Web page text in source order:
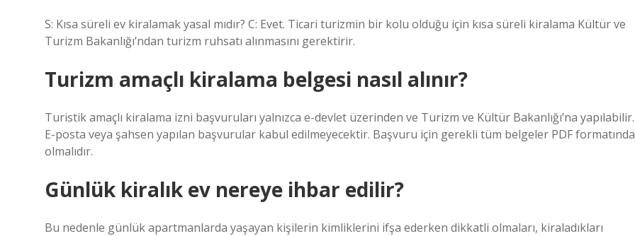
S: Kısa süreli ev kiralamak yasal mıdır? C: Evet. Ticari turizmin bir kolu olduğu için kısa süreli kiralama Kültür ve
Turizm Bakanlığı’ndan turizm ruhsatı alınmasını gerektirir.
Turizm amaçlı kiralama belgesi nasıl alınır?
Turistik amaçlı kiralama izni başvuruları yalnızca e-devlet üzerinden ve Turizm ve Kültür Bakanlığı’na yapılabilir.
E-posta veya şahsen yapılan başvurular kabul edilmeyecektir. Başvuru için gerekli tüm belgeler PDF formatında
olmalıdır.
Günlük kiralık ev nereye ihbar edilir?
Bu nedenle günlük apartmanlarda yaşayan kişilerin kimliklerini ifşa ederken dikkatli olmaları, kiraladıkları